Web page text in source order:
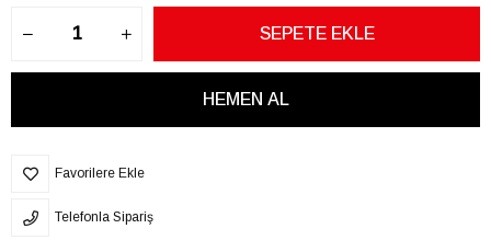
Favorilere Ekle
Telefonla Sipariş